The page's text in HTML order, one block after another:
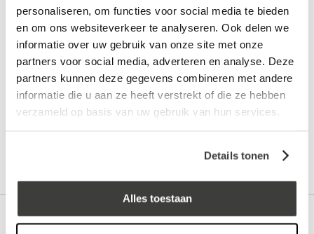
personaliseren, om functies voor social media te bieden
en om ons websiteverkeer te analyseren. Ook delen we
informatie over uw gebruik van onze site met onze
partners voor social media, adverteren en analyse. Deze
partners kunnen deze gegevens combineren met andere
informatie die u aan ze heeft verstrekt of die ze hebben
verzameld op basis van uw gebruik van hun services.
Details tonen
Alles toestaan
Vraag een vrijblijvende offerte aan! Offerte
Omschrijving